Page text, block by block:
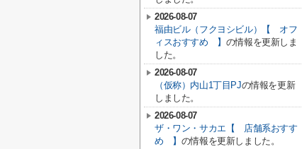
2026-08-07
福由ビル（フクヨシビル）【 オフ
ィスおすすめ 】 の情報を更新しま
した。
2026-08-07
（仮称）内山1丁目PJの情報を更新
しました。
2026-08-07
ザ・ワン・サカエ【 店舗系おすす
め 】 の情報を更新しました。